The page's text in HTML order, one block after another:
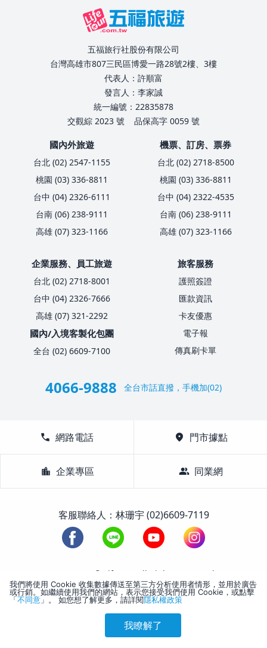
刷卡優惠 會員訂購
五福旅行社股份有限公司
台灣高雄市807三民區博愛一路28號2樓、3樓
代表人：許順富
發言人：李家誠
統一編號：22835878
交觀綜 2023 號
品保高字 0059 號
國內外旅遊
台北 (02) 2547-1155
桃園 (03) 336-8811
台中 (04) 2326-6111
台南 (06) 238-9111
高雄 (07) 323-1166
機票、訂房、票券
台北 (02) 2718-8500
桃園 (03) 336-8811
台中 (04) 2322-4535
台南 (06) 238-9111
高雄 (07) 323-1166
企業服務、員工旅遊
台北 (02) 2718-8001
台中 (04) 2326-7666
高雄 (07) 321-2292
國內/入境客製化包團
全台 (02) 6609-7100
旅客服務
護照簽證
匯款資訊
卡友優惠
電子報
傳真刷卡單
4066-9888 全台市話直撥，手機加(02)
call 網路電話 location_on 門市據點
location_city 企業專區 group 同業網
客服聯絡人：林珊宇 (02)6609-7119
1988-2026 © Lifetour All Rights Reserved.
我們將使用 Cookie 收集數據傳送至第三方分析使用者情形，並用於廣告
或行銷。如繼續使用我們的網站，表示您接受我們使用 Cookie，或點擊
「不同意 」。 如您想了解更多，請詳閱隱私權政策
我瞭解了